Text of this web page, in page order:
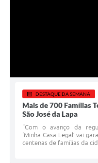
DESTAQUE DA SEMANA
Mais de 700 Famílias
São José da Lapa
“Com o avanço da
‘Minha Casa Legal’ vai
centenas de famílias da